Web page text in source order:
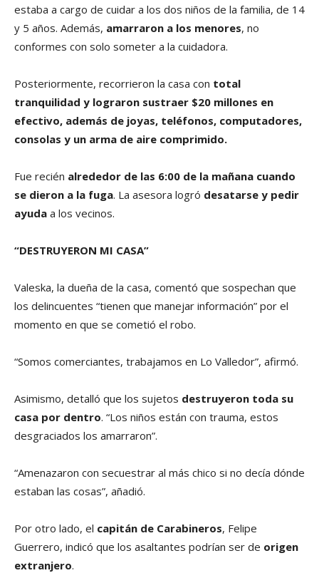
estaba a cargo de cuidar a los dos niños de la familia, de 14
y 5 años. Además, amarraron a los menores, no
conformes con solo someter a la cuidadora.
Posteriormente, recorrieron la casa con total
tranquilidad y lograron sustraer $20 millones en
efectivo, además de joyas, teléfonos, computadores,
consolas y un arma de aire comprimido.
Fue recién alrededor de las 6:00 de la mañana cuando
se dieron a la fuga. La asesora logró desatarse y pedir
ayuda a los vecinos.
“DESTRUYERON MI CASA”
Valeska, la dueña de la casa, comentó que sospechan que
los delincuentes “tienen que manejar información” por el
momento en que se cometió el robo.
“Somos comerciantes, trabajamos en Lo Valledor”, afirmó.
Asimismo, detalló que los sujetos destruyeron toda su
casa por dentro. “Los niños están con trauma, estos
desgraciados los amarraron”.
“Amenazaron con secuestrar al más chico si no decía dónde
estaban las cosas”, añadió.
Por otro lado, el capitán de Carabineros, Felipe
Guerrero, indicó que los asaltantes podrían ser de origen
extranjero.